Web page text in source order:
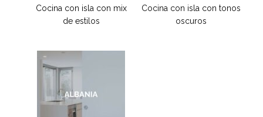
Cocina con isla con mix
de estilos
Cocina con isla con tonos
oscuros